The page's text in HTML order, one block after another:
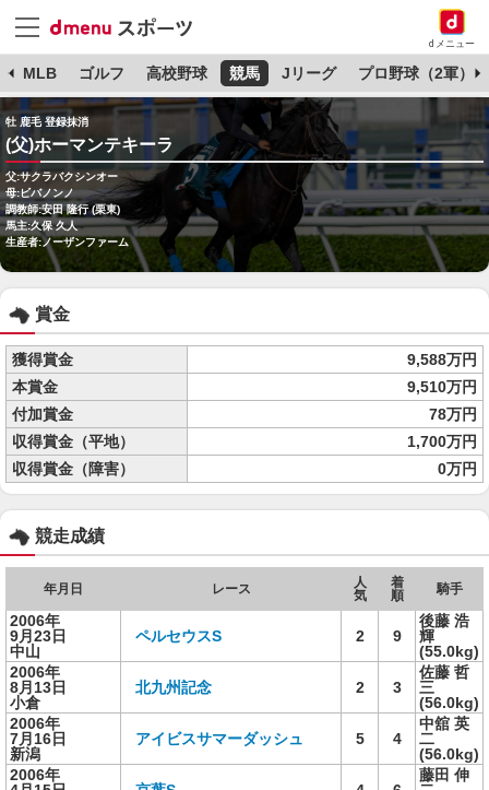
dメニュー
MLB ゴルフ 高校野球 競馬 Jリーグ プロ野球（2軍）
牡 鹿毛 登録抹消
(父)ホーマンテキーラ
父:サクラバクシンオー
母:ビバノンノ
調教師:安田 隆行 (栗東)
馬主:久保 久人
生産者:ノーザンファーム
賞金
獲得賞金
9,588万円
本賞金
9,510万円
付加賞金
78万円
収得賞金（平地）
1,700万円
収得賞金（障害）
0万円
競走成績
年月日 レース
人
気
着
順
騎手
2006年
9月23日
中山
ペルセウスS 2 9
後藤 浩
輝
(55.0kg)
2006年
8月13日
小倉
北九州記念 2 3
佐藤 哲
三
(56.0kg)
2006年
7月16日
新潟
アイビスサマーダッシュ 5 4
中舘 英
二
(56.0kg)
2006年
藤田 伸